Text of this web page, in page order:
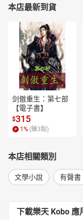
本店最新到貨
剑傲重生：第七部
【電子書】
$315
1 % (賺3點)
本店相關類別
文學小說 有聲書
下載樂天 Kobo 應